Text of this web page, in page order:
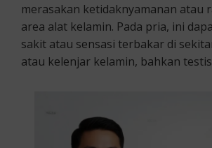
merasakan ketidaknyamanan atau
area alat kelamin. Pada pria, ini
sakit atau sensasi terbakar di
atau kelenjar kelamin, bahkan